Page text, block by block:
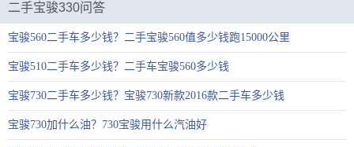
二手宝骏330问答
宝骏560二手车多少钱？二手宝骏560值多少钱跑15000公里
宝骏510二手车多少钱？二手车宝骏560多少钱
宝骏730二手车多少钱？宝骏730新款2016款二手车多少钱
宝骏730加什么油？730宝骏用什么汽油好